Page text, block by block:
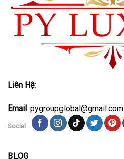
Liên Hệ:
Email: pygroupglobal@gmail.com
Social
BLOG